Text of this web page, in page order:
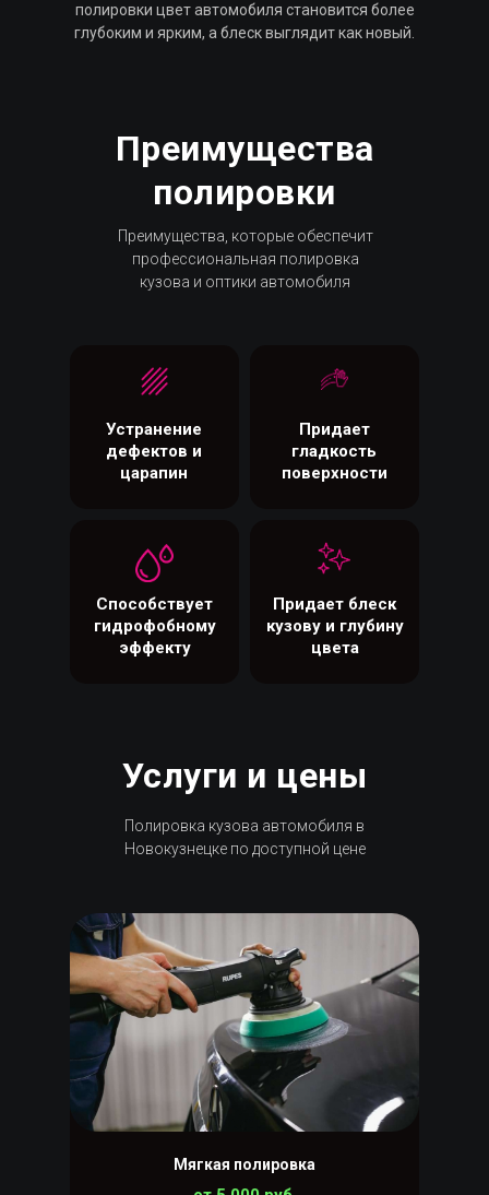
полировки цвет автомобиля становится более
глубоким и ярким, а блеск выглядит как новый.
Преимущества
полировки
Преимущества, которые обеспечит
профессиональная полировка
кузова и оптики автомобиля
Устранение
дефектов и
царапин
Придает
гладкость
поверхности
Способствует
гидрофобному
эффекту
Придает блеск
кузову и глубину
цвета
Услуги и цены
Полировка кузова автомобиля в
Новокузнецке по доступной цене
Мягкая полировка